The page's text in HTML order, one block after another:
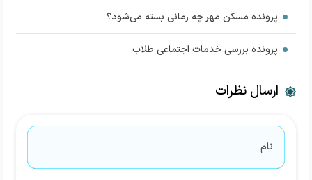
پرونده مسکن مهر چه زمانی بسته می‌شود؟
پرونده بررسی خدمات اجتماعی طلاب
ارسال نظرات